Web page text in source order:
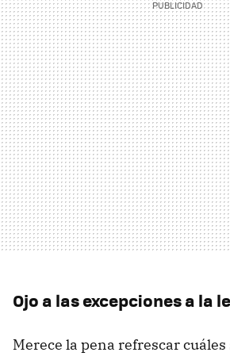
Ojo a las excepciones a la
Merece la pena refrescar cuáles